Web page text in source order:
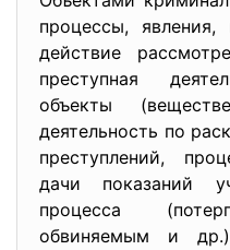
процессы, явления,
действие
преступная
объекты
деятельность по
преступлений,
дачи показаний
процесса
обвиняемым и